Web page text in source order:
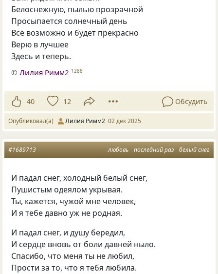
Белоснежную, пылью прозрачной
Просыпается солнечный день
Всё возможно и будет прекрасно
Верю в лучшее
Здесь и теперь.
©Лилия Римм2 1288
40 12 Обсудить
Опубликовал(а) Лилия Римм2 02 дек 2025
любовь последний раз белый снег
#1689713
И падал снег, холодный белый снег,
Пушистым одеялом укрывая.
Ты, кажется, чужой мне человек,
И я тебе давно уж не родная.
И падал снег, и душу бередил,
И сердце вновь от боли давней ныло.
Спасибо, что меня ты не любил,
Прости за то, что я тебя любила.